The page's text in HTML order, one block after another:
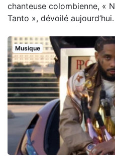
chanteuse colombienne, «
Tanto », dévoilé aujourd’hui.
Musique